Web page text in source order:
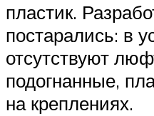
пластик.
постарались: в
отсутствуют
подогнанные,
на креплениях.